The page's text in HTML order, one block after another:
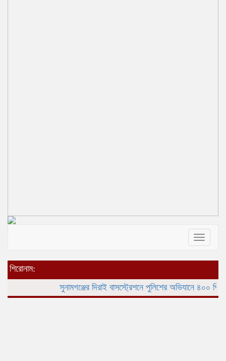
Toggle
শিরোনাম:
সুনামগঞ্জের দিরাই বাসস্ট্রেশনে পুলিশের অভিযানে ৪০০ পিস